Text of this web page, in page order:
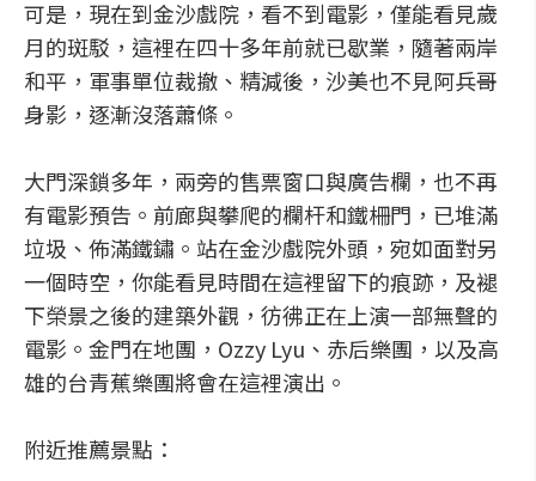
可是，現在到金沙戲院，看不到電影，僅能看見歲
月的斑駁，這裡在四十多年前就已歇業，隨著兩岸
和平，軍事單位裁撤、精減後，沙美也不見阿兵哥
身影，逐漸沒落蕭條。
大門深鎖多年，兩旁的售票窗口與廣告欄，也不再
有電影預告。前廊與攀爬的欄杆和鐵柵門，已堆滿
垃圾、佈滿鐵鏽。站在金沙戲院外頭，宛如面對另
一個時空，你能看見時間在這裡留下的痕跡，及褪
下榮景之後的建築外觀，彷彿正在上演一部無聲的
電影。金門在地團，Ozzy Lyu、赤后樂團，以及高
雄的台青蕉樂團將會在這裡演出。
附近推薦景點：